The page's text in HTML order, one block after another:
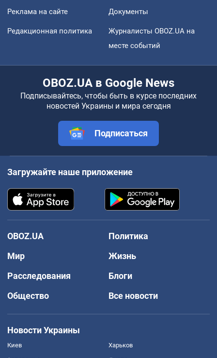
Реклама на сайте Документы
Редакционная политика
Журналисты OBOZ.UA на
месте событий
OBOZ.UA в Google News
Подписывайтесь, чтобы быть в курсе последних
новостей Украины и мира сегодня
Подписаться
Загружайте наше приложение
OBOZ.UA
Политика
Мир
Жизнь
Расследования
Блоги
Общество
Все новости
Новости Украины
Киев Харьков